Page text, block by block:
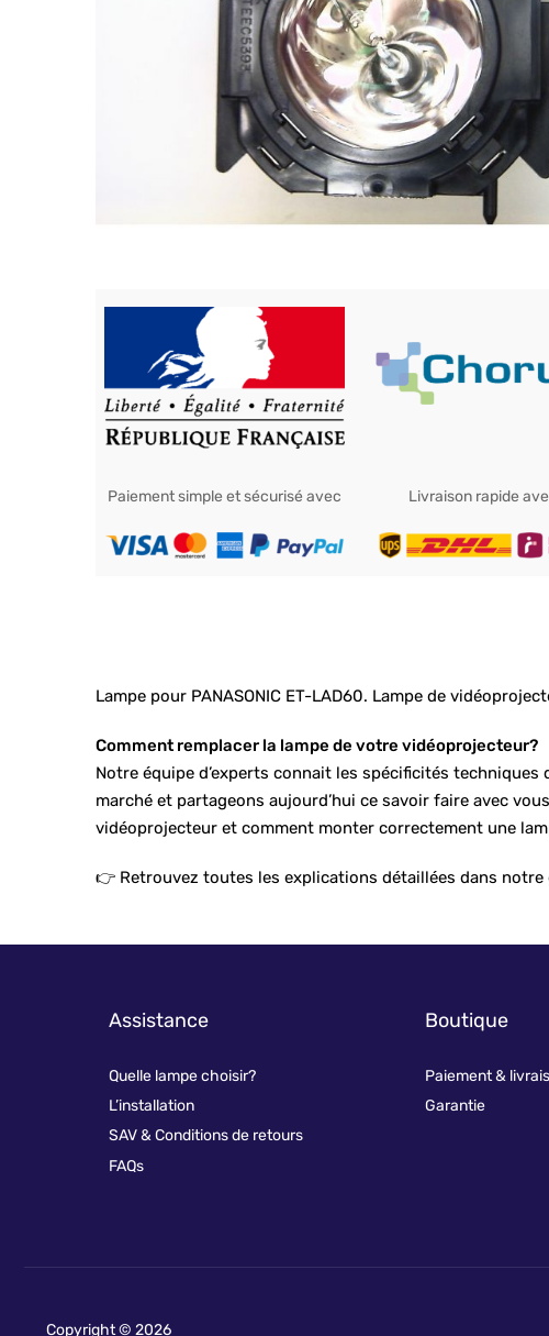
Paiement simple et sécurisé avec Livraison rapide
Lampe pour PANASONIC ET-LAD60. Lampe de
Comment remplacer la lampe de votre vidéoprojecteur?
Notre équipe d’experts connait les spécificités
marché et partageons aujourd’hui ce savoir faire avec
vidéoprojecteur et comment monter correctement une
👉 Retrouvez toutes les explications détaillées dans notre
Assistance
Quelle lampe choisir?
L’installation
SAV & Conditions de retours
FAQs
Boutique
Paiement &
Garantie
Copyright © 2026